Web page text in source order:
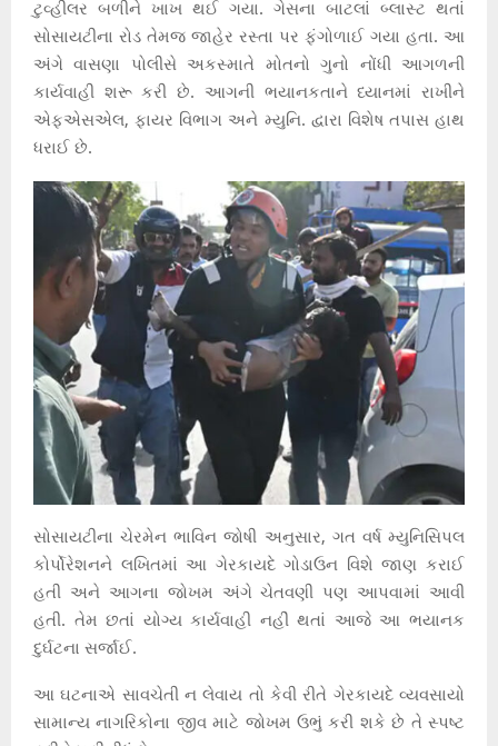
ટુવ્હીલર બળીને ખાખ થઈ ગયા. ગેસના બાટલાં બ્લાસ્ટ થતાં
સોસાયટીના રોડ તેમજ જાહેર રસ્તા પર ફંગોળાઈ ગયા હતા. આ
અંગે વાસણા પોલીસે અકસ્માતે મોતનો ગુનો નોંધી આગળની
કાર્યવાહી શરૂ કરી છે. આગની ભયાનકતાને ધ્યાનમાં રાખીને
એફએસએલ, ફાયર વિભાગ અને મ્યુનિ. દ્વારા વિશેષ તપાસ હાથ
ધરાઈ છે.
સોસાયટીના ચેરમેન ભાવિન જોષી અનુસાર, ગત વર્ષ મ્યુનિસિપલ
કોર્પોરેશનને લખિતમાં આ ગેરકાયદે ગોડાઉન વિશે જાણ કરાઈ
હતી અને આગના જોખમ અંગે ચેતવણી પણ આપવામાં આવી
હતી. તેમ છતાં યોગ્ય કાર્યવાહી નહીં થતાં આજે આ ભયાનક
દુર્ઘટના સર્જાઈ.
આ ઘટનાએ સાવચેતી ન લેવાય તો કેવી રીતે ગેરકાયદે વ્યવસાયો
સામાન્ય નાગરિકોના જીવ માટે જોખમ ઉભું કરી શકે છે તે સ્પષ્ટ